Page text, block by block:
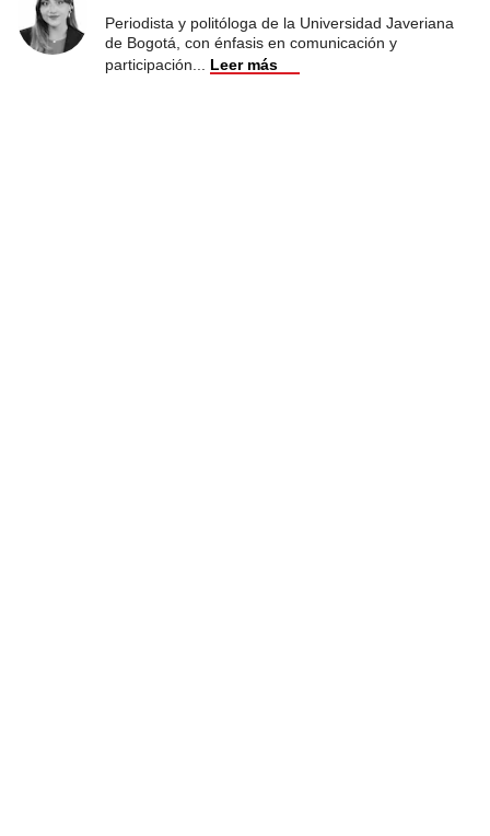
Periodista y politóloga de la Universidad Javeriana
de Bogotá, con énfasis en comunicación y
participación
Leer más